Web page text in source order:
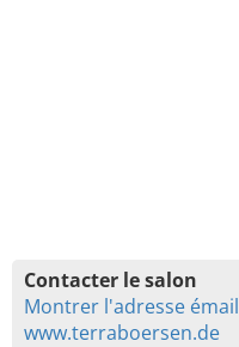
Contacter le salon
Montrer l'adresse émail
www.terraboersen.de